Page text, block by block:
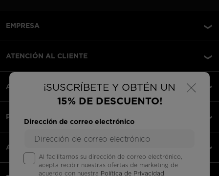
×
¡SUSCRÍBETE Y OBTÉN UN
15% DE DESCUENTO!
Dirección de correo electrónico
Al facilitarnos su dirección de correo electrónico,
acepta recibir nuestras ofertas de marketing de
acuerdo con nuestra Política de Privacidad.
EMPRESA
ATENCIÓN AL CLIENTE
AVISOS LEGALES
PAGOS ACEPTADOS
APPS